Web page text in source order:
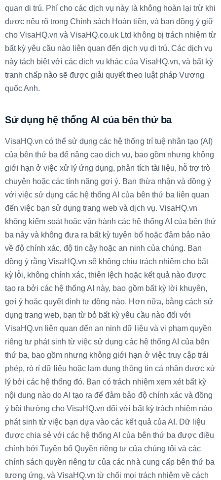
quan di trú. Phí cho các dịch vụ này là không hoàn lại trừ khi
được nêu rõ trong Chính sách Hoàn tiền, và bạn đồng ý giữ
cho VisaHQ.vn và VisaHQ.co.uk Ltd không bị trách nhiệm từ
bất kỳ yêu cầu nào liên quan đến dịch vụ di trú. Các dịch vụ
này tách biệt với các dịch vụ khác của VisaHQ.vn, và bất kỳ
tranh chấp nào sẽ được giải quyết theo luật pháp Vương
quốc Anh.
Sử dụng hệ thống AI của bên thứ ba
VisaHQ.vn có thể sử dụng các hệ thống trí tuệ nhân tạo (AI)
của bên thứ ba để nâng cao dịch vụ, bao gồm nhưng không
giới hạn ở việc xử lý ứng dụng, phân tích tài liệu, hỗ trợ trò
chuyện hoặc các tính năng gợi ý. Bạn thừa nhận và đồng ý
với việc sử dụng các hệ thống AI của bên thứ ba liên quan
đến việc bạn sử dụng trang web và dịch vụ. VisaHQ.vn
không kiểm soát hoặc vận hành các hệ thống AI của bên thứ
ba này và không đưa ra bất kỳ tuyên bố hoặc đảm bảo nào
về độ chính xác, độ tin cậy hoặc an ninh của chúng. Bạn
đồng ý rằng VisaHQ.vn sẽ không chịu trách nhiệm cho bất
kỳ lỗi, không chính xác, thiên lệch hoặc kết quả nào được
tạo ra bởi các hệ thống AI này, bao gồm bất kỳ lời khuyên,
gợi ý hoặc quyết định tự động nào. Hơn nữa, bằng cách sử
dụng trang web, bạn từ bỏ bất kỳ yêu cầu nào đối với
VisaHQ.vn liên quan đến an ninh dữ liệu và vi phạm quyền
riêng tư phát sinh từ việc sử dụng các hệ thống AI của bên
thứ ba, bao gồm nhưng không giới hạn ở việc truy cập trái
phép, rò rỉ dữ liệu hoặc lạm dụng thông tin cá nhân được xử
lý bởi các hệ thống đó. Bạn có trách nhiệm xem xét bất kỳ
nội dung nào do AI tạo ra để đảm bảo độ chính xác và đồng
ý bồi thường cho VisaHQ.vn đối với bất kỳ trách nhiệm nào
phát sinh từ việc bạn dựa vào các kết quả của AI. Dữ liệu
được chia sẻ với các hệ thống AI của bên thứ ba được điều
chỉnh bởi Tuyên bố Quyền riêng tư của chúng tôi và các
chính sách quyền riêng tư của các nhà cung cấp bên thứ ba
tương ứng, và VisaHQ.vn từ chối mọi trách nhiệm về cách